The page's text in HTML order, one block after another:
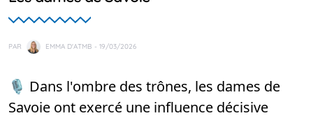
PAR EMMA D'ATMB - 19/03/2026
🎙️ Dans l'ombre des trônes, les dames de
Savoie ont exercé une influence décisive